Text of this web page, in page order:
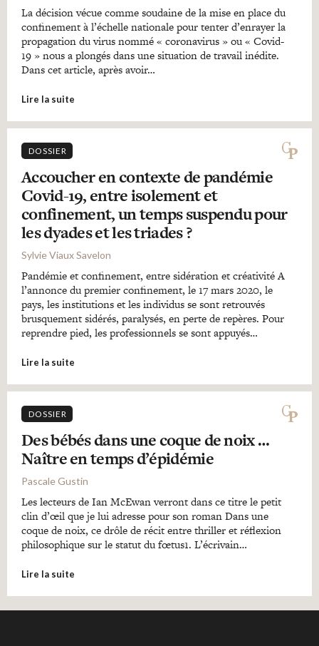
La décision vécue comme soudaine de la mise en place du
confinement à l’échelle nationale pour tenter d’enrayer la
propagation du virus nommé « coronavirus » ou « Covid-
19 » nous a plongés dans une situation de travail inédite.
Dans cet article, après avoir…
Lire la suite
DOSSIER
Accoucher en contexte de pandémie
Covid-19, entre isolement et
confinement, un temps suspendu pour
les dyades et les triades ?
Sylvie Viaux Savelon
Pandémie et confinement, entre sidération et créativité A
l’annonce du premier confinement, le 17 mars 2020, le
pays, les institutions et les individus se sont retrouvés
brusquement sidérés, paralysés, en perte de repères. Pour
reprendre pied, les professionnels se sont appuyés…
Lire la suite
DOSSIER
Des bébés dans une coque de noix …
Naître en temps d’épidémie
Pascale Gustin
Les lecteurs de Ian McEwan verront dans ce titre le petit
clin d’œil que je lui adresse pour son roman Dans une
coque de noix, ce drôle de récit entre thriller et réflexion
philosophique sur le statut du fœtus1. L’écrivain…
Lire la suite